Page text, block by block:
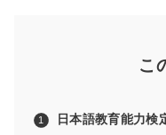
こ
日本語教育能力検